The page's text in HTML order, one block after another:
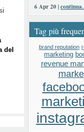
del
6 Apr 20 |
Tag più
brand reputation
marketing
revenue